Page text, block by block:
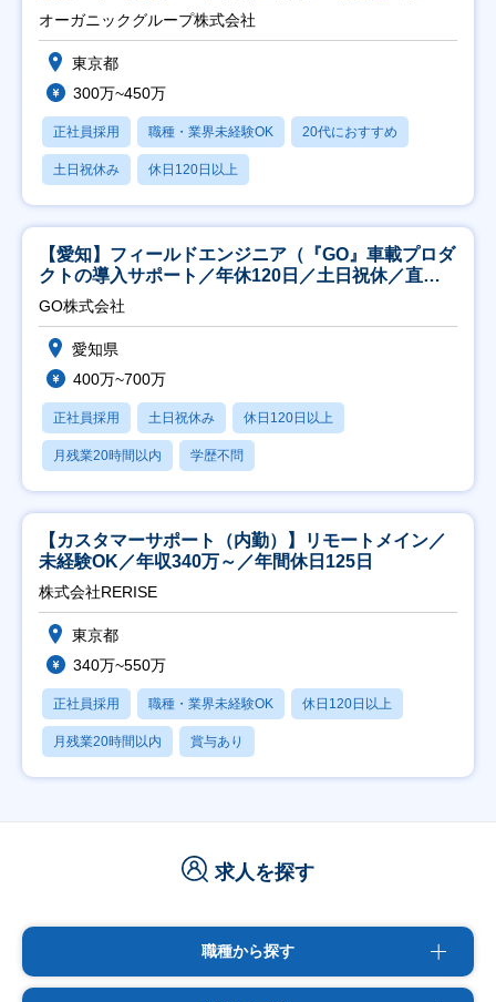
会社】
オーガニックグループ株式会社
東京都
300万~450万
正社員採用 職種・業界未経験OK 20代におすすめ
土日祝休み 休日120日以上
【愛知】フィールドエンジニア（『GO』車載プロダ
クトの導入サポート／年休120日／土日祝休／直行
直帰
GO株式会社
愛知県
400万~700万
正社員採用 土日祝休み 休日120日以上
月残業20時間以内 学歴不問
【カスタマーサポート（内勤）】リモートメイン／
未経験OK／年収340万～／年間休日125日
株式会社RERISE
東京都
340万~550万
正社員採用 職種・業界未経験OK 休日120日以上
月残業20時間以内 賞与あり
求人を探す
職種から探す